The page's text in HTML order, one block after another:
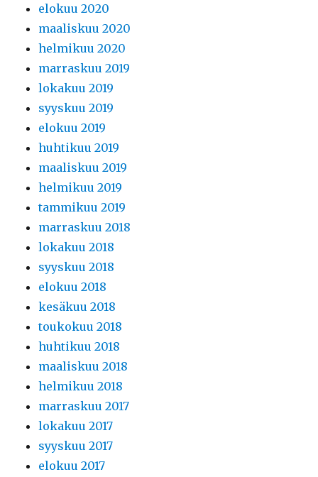
elokuu 2020
maaliskuu 2020
helmikuu 2020
marraskuu 2019
lokakuu 2019
syyskuu 2019
elokuu 2019
huhtikuu 2019
maaliskuu 2019
helmikuu 2019
tammikuu 2019
marraskuu 2018
lokakuu 2018
syyskuu 2018
elokuu 2018
kesäkuu 2018
toukokuu 2018
huhtikuu 2018
maaliskuu 2018
helmikuu 2018
marraskuu 2017
lokakuu 2017
syyskuu 2017
elokuu 2017